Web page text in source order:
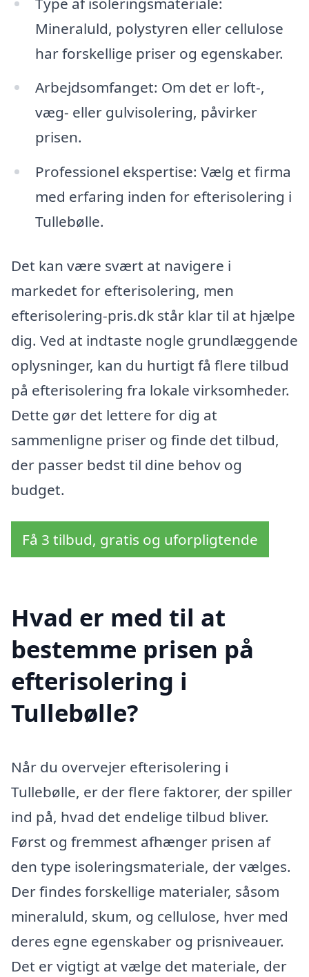
Mineraluld, polystyren eller cellulose
har forskellige priser og egenskaber.
Arbejdsomfanget: Om det er loft-,
væg- eller gulvisolering, påvirker
prisen.
Professionel ekspertise: Vælg et firma
med erfaring inden for efterisolering i
Tullebølle.
Det kan være svært at navigere i
markedet for efterisolering, men
efterisolering-pris.dk står klar til at hjælpe
dig. Ved at indtaste nogle grundlæggende
oplysninger, kan du hurtigt få flere tilbud
på efterisolering fra lokale virksomheder.
Dette gør det lettere for dig at
sammenligne priser og finde det tilbud,
der passer bedst til dine behov og
budget.
Få 3 tilbud, gratis og uforpligtende
Hvad er med til at
bestemme prisen på
efterisolering i
Tullebølle?
Når du overvejer efterisolering i
Tullebølle, er der flere faktorer, der spiller
ind på, hvad det endelige tilbud bliver.
Først og fremmest afhænger prisen af
den type isoleringsmateriale, der vælges.
Der findes forskellige materialer, såsom
mineraluld, skum, og cellulose, hver med
deres egne egenskaber og prisniveauer.
Det er vigtigt at vælge det materiale, der